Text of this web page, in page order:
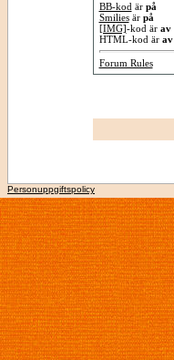
BB-kod är på
Smiliesär på
[IMG]-kod är av
HTML-kod är av
Forum Rules
Personuppgiftspolicy